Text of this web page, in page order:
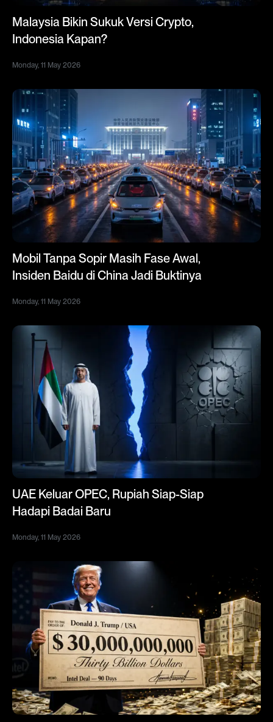
Malaysia Bikin Sukuk Versi Crypto,
Indonesia Kapan?
Monday, 11 May 2026
Mobil Tanpa Sopir Masih Fase Awal,
Insiden Baidu di China Jadi Buktinya
Monday, 11 May 2026
UAE Keluar OPEC, Rupiah Siap-Siap
Hadapi Badai Baru
Monday, 11 May 2026